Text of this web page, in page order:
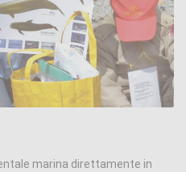
marina direttamente in